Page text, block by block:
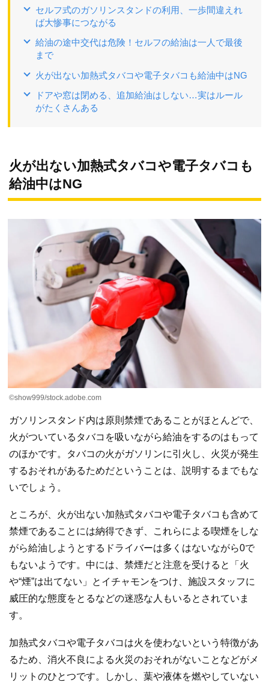
セルフ式のガソリンスタンドの利用、一歩間違えれ
ば大惨事につながる
給油の途中交代は危険！セルフの給油は一人で最後
まで
火が出ない加熱式タバコや電子タバコも給油中はNG
ドアや窓は閉める、追加給油はしない…実はルール
がたくさんある
火が出ない加熱式タバコや電子タバコも
給油中はNG
©show999/stock.adobe.com
ガソリンスタンド内は原則禁煙であることがほとんどで、
火がついているタバコを吸いながら給油をするのはもって
のほかです。タバコの火がガソリンに引火し、火災が発生
するおそれがあるためだということは、説明するまでもな
いでしょう。
ところが、火が出ない加熱式タバコや電子タバコも含めて
禁煙であることには納得できず、これらによる喫煙をしな
がら給油しようとするドライバーは多くはないながら0で
もないようです。中には、禁煙だと注意を受けると「火
や“煙”は出てない」とイチャモンをつけ、施設スタッフに
威圧的な態度をとるなどの迷惑な人もいるとされていま
す。
加熱式タバコや電子タバコは火を使わないという特徴があ
るため、消火不良による火災のおそれがないことなどがメ
リットのひとつです。しかし、葉や液体を燃やしていない